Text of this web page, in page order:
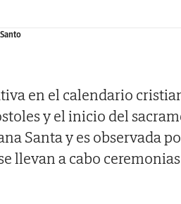
en el calendario
y el inicio del
Santa y es observada
llevan a cabo